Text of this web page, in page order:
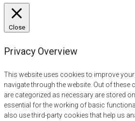
Close
Privacy Overview
This website uses cookies to improve your
navigate through the website. Out of these
are categorized as necessary are stored
essential for the working of basic
also use third-party cookies that help us